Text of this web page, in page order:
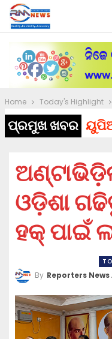
Home Today's Highlight
ପ୍ରମୁଖ ଖବର
ୟୁପିଆଇ
ଓଡ଼ିଶା
ହକ୍ ପାଇଁ
By Reporters News